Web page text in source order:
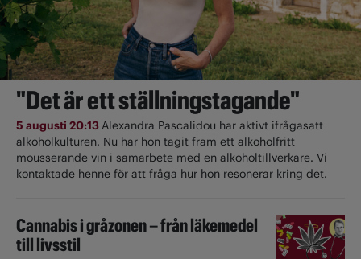
"Det är ett ställningstagande"
5 augusti 20:13Alexandra Pascalidou har aktivt ifrågasatt
alkoholkulturen. Nu har hon tagit fram ett alkoholfritt
mousserande vin i samarbete med en alkoholtillverkare. Vi
kontaktade henne för att fråga hur hon resonerar kring det.
Cannabis i gråzonen – från läkemedel
till livsstil